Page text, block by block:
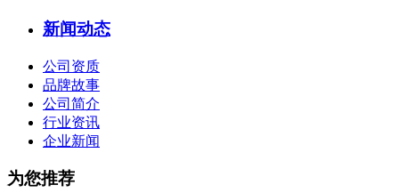
新闻动态
公司资质
品牌故事
公司简介
行业资讯
企业新闻
为您推荐